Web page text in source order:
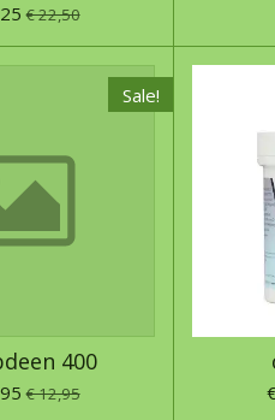
€ 22,50
Sale!
400
€ 12,95